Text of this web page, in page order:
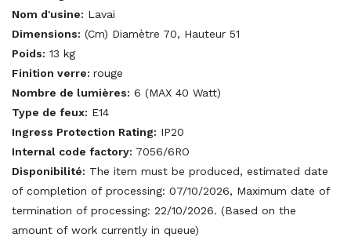
Nom d'usine: Lavai
Dimensions: (Cm) Diamètre 70, Hauteur 51
Poids: 13 kg
Finition verre: rouge
Nombre de lumières: 6 (MAX 40 Watt)
Type de feux: E14
Ingress Protection Rating: IP20
Internal code factory: 7056/6RO
Disponibilité: The item must be produced, estimated date
of completion of processing: 07/10/2026, Maximum date of
termination of processing: 22/10/2026. (Based on the
amount of work currently in queue)